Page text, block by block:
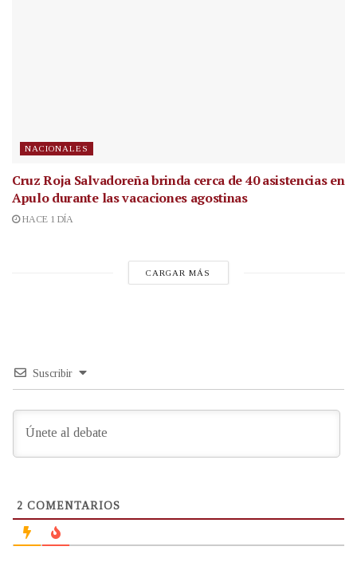
NACIONALES
Cruz Roja Salvadoreña brinda cerca de 40 asistencias en
Apulo durante las vacaciones agostinas
HACE 1 DÍA
CARGAR MÁS
Suscribir
2 COMENTARIOS